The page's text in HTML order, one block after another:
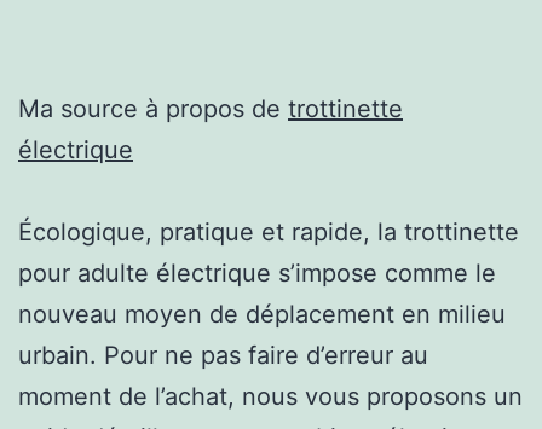
Ma source à propos de trottinette
électrique
Écologique, pratique et rapide, la trottinette
pour adulte électrique s’impose comme le
nouveau moyen de déplacement en milieu
urbain. Pour ne pas faire d’erreur au
moment de l’achat, nous vous proposons un